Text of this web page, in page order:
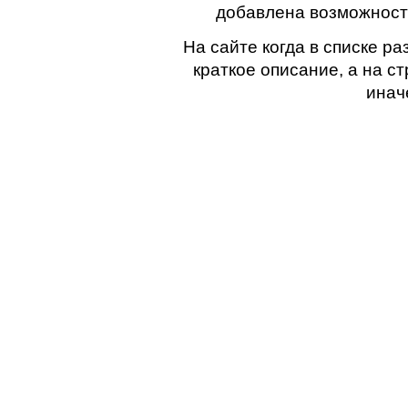
добавлена
На сайте когда в списке
краткое описание, а на